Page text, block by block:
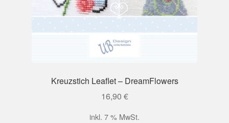
Kreuzstich Leaflet – DreamFlowers
16,90 €
inkl. 7 % MwSt.